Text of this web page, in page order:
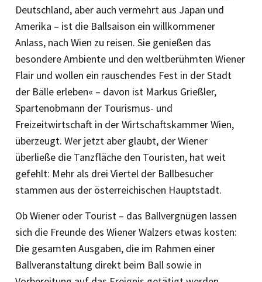
Deutschland, aber auch vermehrt aus Japan und
Amerika – ist die Ballsaison ein willkommener
Anlass, nach Wien zu reisen. Sie genießen das
besondere Ambiente und den weltberühmten Wiener
Flair und wollen ein rauschendes Fest in der Stadt
der Bälle erleben« – davon ist Markus Grießler,
Spartenobmann der Tourismus- und
Freizeitwirtschaft in der Wirtschaftskammer Wien,
überzeugt. Wer jetzt aber glaubt, der Wiener
überließe die Tanzfläche den Touristen, hat weit
gefehlt: Mehr als drei Viertel der Ballbesucher
stammen aus der österreichischen Hauptstadt.
Ob Wiener oder Tourist – das Ballvergnügen lassen
sich die Freunde des Wiener Walzers etwas kosten:
Die gesamten Ausgaben, die im Rahmen einer
Ballveranstaltung direkt beim Ball sowie in